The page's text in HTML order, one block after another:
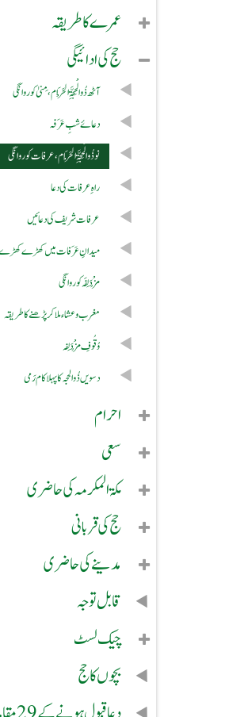
عمرے کا طریقہ
حج کی ادائیگی
آٹھ ذُوالْحِجَّۃِ الْحَرَام، مِنیٰ کو روانگی
دعائے شبِ عَرَفہ
نوذُوالْحِجَّۃِ الْحَرَام،عرفات کو روانگی
راہِ عرفات کی دعا
عرفات شریف کی دعائیں
میدانِ عَرَفا ت میں کھڑے کھڑے
مُزْدَلِفَہ کو روانگی
مغرب وعشاء ملا کر پڑھنے کا طریقہ
وُقُوفِ مُزْدَ لِفہ
دسویں ذُوالحجہ کا پہلا کام رَمی
احرام
سعی
مکۃ المکرمہ کی حاضری
حج کی قربانی
مدینے کی حاضری
قابل توجہ
چیک لسٹ
بچوں کا حج